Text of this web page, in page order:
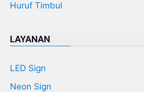
Huruf Timbul
LAYANAN
LED Sign
Neon Sign